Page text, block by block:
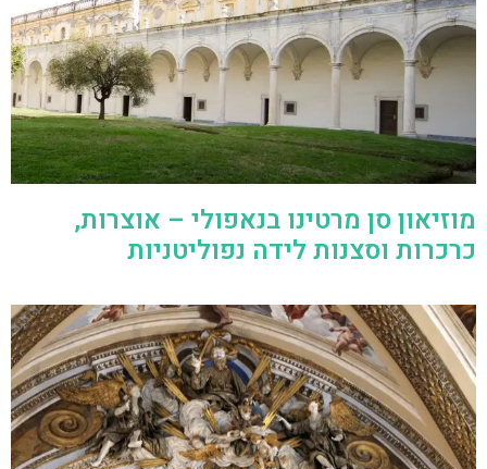
מוזיאון סן מרטינו בנאפולי – אוצרות,
כרכרות וסצנות לידה נפוליטניות